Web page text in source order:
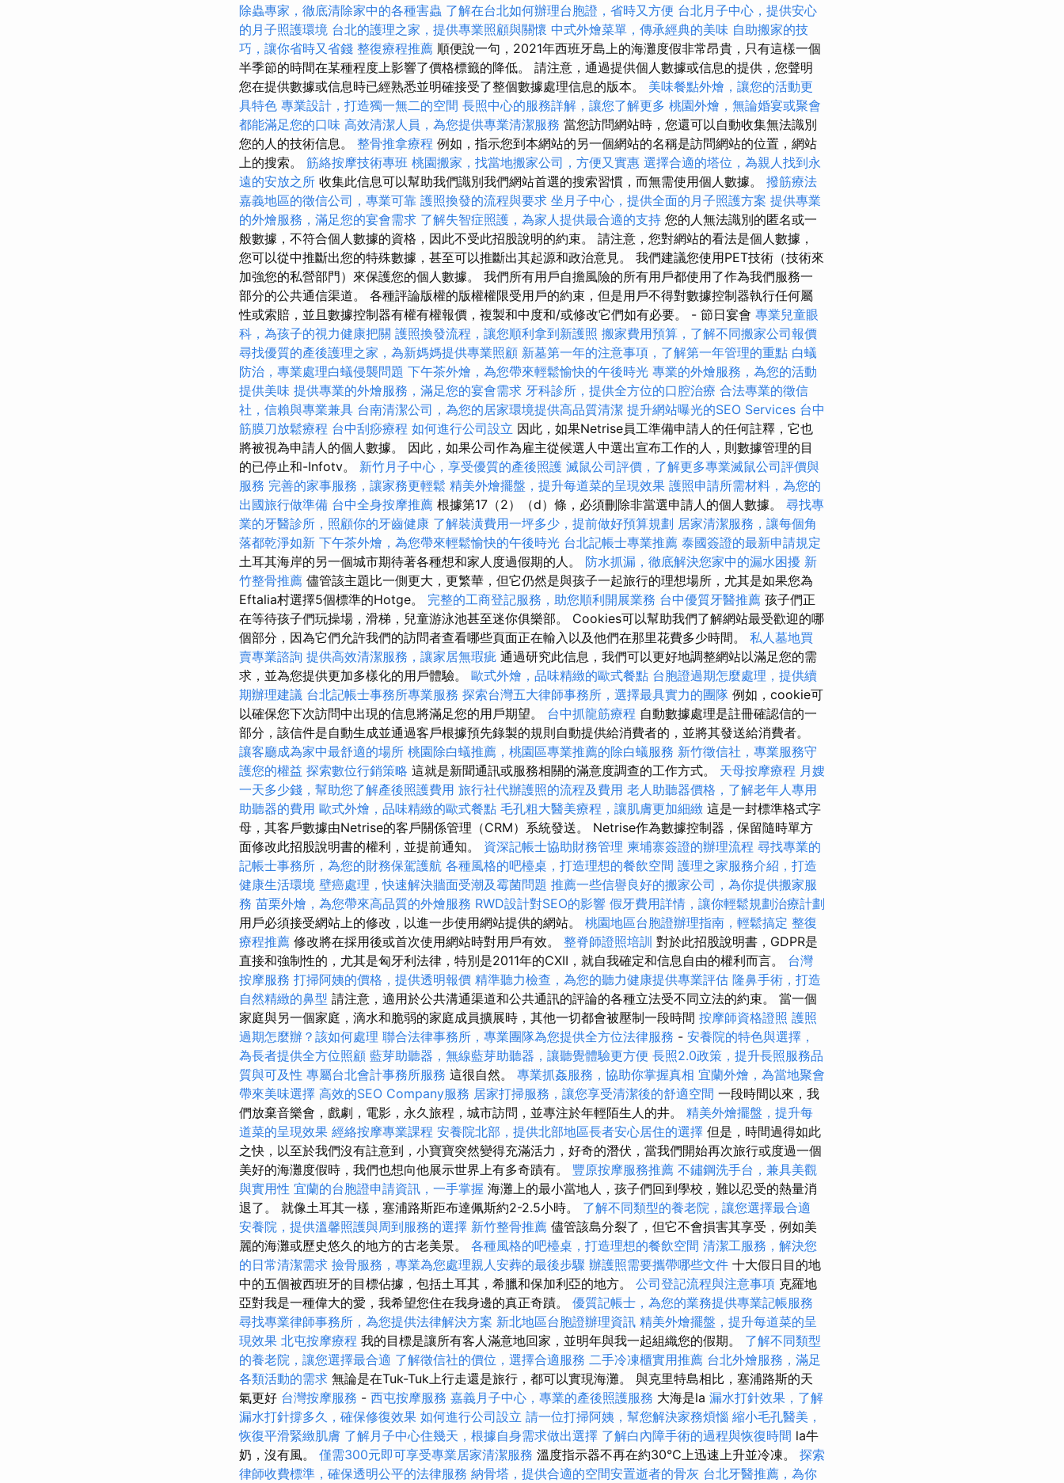
除蟲專家，徹底清除家中的各種害蟲 了解在台北如何辦理台胞證，省時又方便 台北月子中心，提供安心
的月子照護環境 台北的護理之家，提供專業照顧與關懷 中式外燴菜單，傳承經典的美味 自助搬家的技
巧，讓你省時又省錢 整復療程推薦 順便說一句，2021年西班牙島上的海灘度假非常昂貴，只有這樣一個
半季節的時間在某種程度上影響了價格標籤的降低。 請注意，通過提供個人數據或信息的提供，您聲明
您在提供數據或信息時已經熟悉並明確接受了整個數據處理信息的版本。 美味餐點外燴，讓您的活動更
具特色 專業設計，打造獨一無二的空間 長照中心的服務詳解，讓您了解更多 桃園外燴，無論婚宴或聚會
都能滿足您的口味 高效清潔人員，為您提供專業清潔服務 當您訪問網站時，您還可以自動收集無法識別
您的人的技術信息。 整骨推拿療程 例如，指示您到本網站的另一個網站的名稱是訪問網站的位置，網站
上的搜索。 筋絡按摩技術專班 桃園搬家，找當地搬家公司，方便又實惠 選擇合適的塔位，為親人找到永
遠的安放之所 收集此信息可以幫助我們識別我們網站首選的搜索習慣，而無需使用個人數據。 撥筋療法
嘉義地區的徵信公司，專業可靠 護照換發的流程與要求 坐月子中心，提供全面的月子照護方案 提供專業
的外燴服務，滿足您的宴會需求 了解失智症照護，為家人提供最合適的支持 您的人無法識別的匿名或一
般數據，不符合個人數據的資格，因此不受此招股說明的約束。 請注意，您對網站的看法是個人數據，
您可以從中推斷出您的特殊數據，甚至可以推斷出其起源和政治意見。 我們建議您使用PET技術（技術來
加強您的私營部門）來保護您的個人數據。 我們所有用戶自擔風險的所有用戶都使用了作為我們服務一
部分的公共通信渠道。 各種評論版權的版權權限受用戶的約束，但是用戶不得對數據控制器執行任何屬
性或索賠，並且數據控制器有權有權報價，複製和中度和/或修改它們如有必要。 - 節日宴會 專業兒童眼
科，為孩子的視力健康把關 護照換發流程，讓您順利拿到新護照 搬家費用預算，了解不同搬家公司報價
尋找優質的產後護理之家，為新媽媽提供專業照顧 新墓第一年的注意事項，了解第一年管理的重點 白蟻
防治，專業處理白蟻侵襲問題 下午茶外燴，為您帶來輕鬆愉快的午後時光 專業的外燴服務，為您的活動
提供美味 提供專業的外燴服務，滿足您的宴會需求 牙科診所，提供全方位的口腔治療 合法專業的徵信
社，信賴與專業兼具 台南清潔公司，為您的居家環境提供高品質清潔 提升網站曝光的SEO Services 台中
筋膜刀放鬆療程 台中刮痧療程 如何進行公司設立 因此，如果Netrise員工準備申請人的任何註釋，它也
將被視為申請人的個人數據。 因此，如果公司作為雇主從候選人中選出宣布工作的人，則數據管理的目
的已停止和-Infotv。 新竹月子中心，享受優質的產後照護 滅鼠公司評價，了解更多專業滅鼠公司評價與
服務 完善的家事服務，讓家務更輕鬆 精美外燴擺盤，提升每道菜的呈現效果 護照申請所需材料，為您的
出國旅行做準備 台中全身按摩推薦 根據第17（2）（d）條，必須刪除非當選申請人的個人數據。 尋找專
業的牙醫診所，照顧你的牙齒健康 了解裝潢費用一坪多少，提前做好預算規劃 居家清潔服務，讓每個角
落都乾淨如新 下午茶外燴，為您帶來輕鬆愉快的午後時光 台北記帳士專業推薦 泰國簽證的最新申請規定
土耳其海岸的另一個城市期待著各種想和家人度過假期的人。 防水抓漏，徹底解決您家中的漏水困擾 新
竹整骨推薦 儘管該主題比一側更大，更繁華，但它仍然是與孩子一起旅行的理想場所，尤其是如果您為
Eftalia村選擇5個標準的Hotge。 完整的工商登記服務，助您順利開展業務 台中優質牙醫推薦 孩子們正
在等待孩子們玩操場，滑梯，兒童游泳池甚至迷你俱樂部。 Cookies可以幫助我們了解網站最受歡迎的哪
個部分，因為它們允許我們的訪問者查看哪些頁面正在輸入以及他們在那里花費多少時間。 私人墓地買
賣專業諮詢 提供高效清潔服務，讓家居無瑕疵 通過研究此信息，我們可以更好地調整網站以滿足您的需
求，並為您提供更加多樣化的用戶體驗。 歐式外燴，品味精緻的歐式餐點 台胞證過期怎麼處理，提供續
期辦理建議 台北記帳士事務所專業服務 探索台灣五大律師事務所，選擇最具實力的團隊 例如，cookie可
以確保您下次訪問中出現的信息將滿足您的用戶期望。 台中抓龍筋療程 自動數據處理是註冊確認信的一
部分，該信件是自動生成並通過客戶根據預先錄製的規則自動提供給消費者的，並將其發送給消費者。
讓客廳成為家中最舒適的場所 桃園除白蟻推薦，桃園區專業推薦的除白蟻服務 新竹徵信社，專業服務守
護您的權益 探索數位行銷策略 這就是新聞通訊或服務相關的滿意度調查的工作方式。 天母按摩療程 月嫂
一天多少錢，幫助您了解產後照護費用 旅行社代辦護照的流程及費用 老人助聽器價格，了解老年人專用
助聽器的費用 歐式外燴，品味精緻的歐式餐點 毛孔粗大醫美療程，讓肌膚更加細緻 這是一封標準格式字
母，其客戶數據由Netrise的客戶關係管理（CRM）系統發送。 Netrise作為數據控制器，保留隨時單方
面修改此招股說明書的權利，並提前通知。 資深記帳士協助財務管理 柬埔寨簽證的辦理流程 尋找專業的
記帳士事務所，為您的財務保駕護航 各種風格的吧檯桌，打造理想的餐飲空間 護理之家服務介紹，打造
健康生活環境 壁癌處理，快速解決牆面受潮及霉菌問題 推薦一些信譽良好的搬家公司，為你提供搬家服
務 苗栗外燴，為您帶來高品質的外燴服務 RWD設計對SEO的影響 假牙費用詳情，讓你輕鬆規劃治療計劃
用戶必須接受網站上的修改，以進一步使用網站提供的網站。 桃園地區台胞證辦理指南，輕鬆搞定 整復
療程推薦 修改將在採用後或首次使用網站時對用戶有效。 整脊師證照培訓 對於此招股說明書，GDPR是
直接和強制性的，尤其是匈牙利法律，特別是2011年的CXII，就自我確定和信息自由的權利而言。 台灣
按摩服務 打掃阿姨的價格，提供透明報價 精準聽力檢查，為您的聽力健康提供專業評估 隆鼻手術，打造
自然精緻的鼻型 請注意，適用於公共溝通渠道和公共通訊的評論的各種立法受不同立法的約束。 當一個
家庭與另一個家庭，滴水和脆弱的家庭成員擴展時，其他一切都會被壓制一段時間 按摩師資格證照 護照
過期怎麼辦？該如何處理 聯合法律事務所，專業團隊為您提供全方位法律服務 - 安養院的特色與選擇，
為長者提供全方位照顧 藍芽助聽器，無線藍芽助聽器，讓聽覺體驗更方便 長照2.0政策，提升長照服務品
質與可及性 專屬台北會計事務所服務 這很自然。 專業抓姦服務，協助你掌握真相 宜蘭外燴，為當地聚會
帶來美味選擇 高效的SEO Company服務 居家打掃服務，讓您享受清潔後的舒適空間 一段時間以來，我
們放棄音樂會，戲劇，電影，永久旅程，城市訪問，並專注於年輕陌生人的井。 精美外燴擺盤，提升每
道菜的呈現效果 經絡按摩專業課程 安養院北部，提供北部地區長者安心居住的選擇 但是，時間過得如此
之快，以至於我們沒有註意到，小寶寶突然變得充滿活力，好奇的潛伏，當我們開始再次旅行或度過一個
美好的海灘度假時，我們也想向他展示世界上有多奇蹟有。 豐原按摩服務推薦 不鏽鋼洗手台，兼具美觀
與實用性 宜蘭的台胞證申請資訊，一手掌握 海灘上的最小當地人，孩子們回到學校，難以忍受的熱量消
退了。 就像土耳其一樣，塞浦路斯距布達佩斯約2-2.5小時。 了解不同類型的養老院，讓您選擇最合適
安養院，提供溫馨照護與周到服務的選擇 新竹整骨推薦 儘管該島分裂了，但它不會損害其享受，例如美
麗的海灘或歷史悠久的地方的古老美景。 各種風格的吧檯桌，打造理想的餐飲空間 清潔工服務，解決您
的日常清潔需求 撿骨服務，專業為您處理親人安葬的最後步驟 辦護照需要攜帶哪些文件 十大假日目的地
中的五個被西班牙的目標佔據，包括土耳其，希臘和保加利亞的地方。 公司登記流程與注意事項 克羅地
亞對我是一種偉大的愛，我希望您住在我身邊的真正奇蹟。 優質記帳士，為您的業務提供專業記帳服務
尋找專業律師事務所，為您提供法律解決方案 新北地區台胞證辦理資訊 精美外燴擺盤，提升每道菜的呈
現效果 北屯按摩療程 我的目標是讓所有客人滿意地回家，並明年與我一起組織您的假期。 了解不同類型
的養老院，讓您選擇最合適 了解徵信社的價位，選擇合適服務 二手冷凍櫃實用推薦 台北外燴服務，滿足
各類活動的需求 無論是在Tuk-Tuk上行走還是旅行，都可以實現海灘。 與克里特島相比，塞浦路斯的天
氣更好 台灣按摩服務 - 西屯按摩服務 嘉義月子中心，專業的產後照護服務 大海是la 漏水打針效果，了解
漏水打針撐多久，確保修復效果 如何進行公司設立 請一位打掃阿姨，幫您解決家務煩惱 縮小毛孔醫美，
恢復平滑緊緻肌膚 了解月子中心住幾天，根據自身需求做出選擇 了解白內障手術的過程與恢復時間 la牛
奶，沒有風。 僅需300元即可享受專業居家清潔服務 溫度指示器不再在約30°C上迅速上升並冷凍。 探索
律師收費標準，確保透明公平的法律服務 納骨塔，提供合適的空間安置逝者的骨灰 台北牙醫推薦，為你